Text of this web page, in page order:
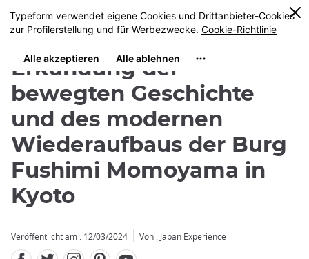
Größe
MENU
0
Erkundung der
bewegten Geschichte
und des modernen
Wiederaufbaus der Burg
Fushimi Momoyama in
Kyoto
Veröffentlicht am : 12/03/2024 Von : Japan Experience